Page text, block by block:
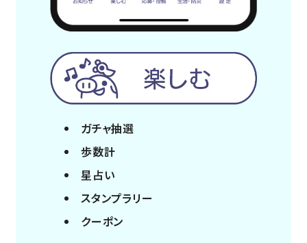
ガチャ抽選
歩数計
星占い
スタンプラリー
クーポン